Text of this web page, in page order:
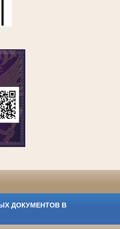
ДОКУМЕНТОВ В